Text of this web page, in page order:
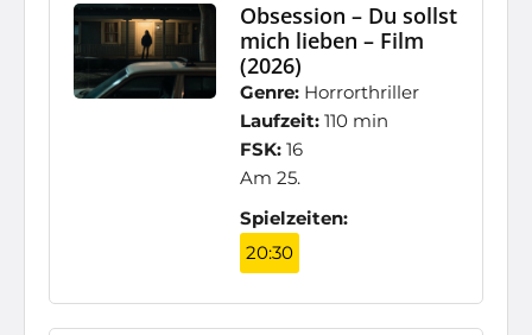
Obsession – Du sollst
mich lieben – Film
(2026)
Genre: Horrorthriller
Laufzeit: 110 min
FSK: 16
Am 25.
Spielzeiten:
20:30